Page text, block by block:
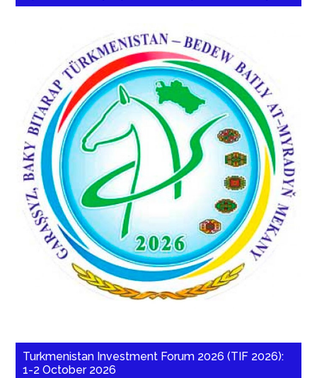
Turkmenistan Investment Forum 2026 (TIF 2026):
1-2 October 2026